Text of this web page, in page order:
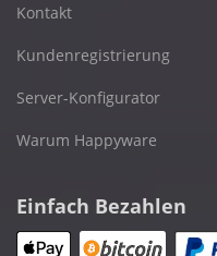
Kontakt
Kundenregistrierung
Server-Konfigurator
Warum Happyware
Einfach Bezahlen